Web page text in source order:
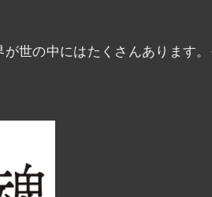
世の中にはたくさんあります。